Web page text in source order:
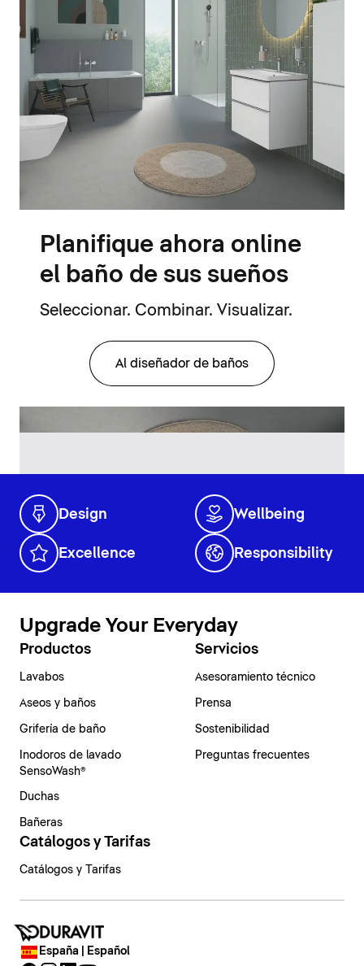
Planifique ahora online
el baño de sus sueños
Seleccionar. Combinar. Visualizar.
Al diseñador de baños
Design Wellbeing
Excellence Responsibility
Upgrade Your Everyday
Productos
Lavabos
Aseos y baños
Grifería de baño
Inodoros de lavado
SensoWash®
Duchas
Bañeras
Servicios
Asesoramiento técnico
Prensa
Sostenibilidad
Preguntas frecuentes
Catálogos y Tarifas
Catálogos y Tarifas
España | Español